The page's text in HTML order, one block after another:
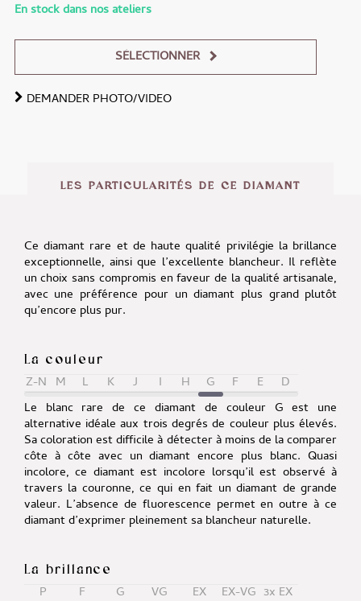
En stock dans nos ateliers
SÉLECTIONNER
Alternative:
DEMANDER PHOTO/VIDEO
LES PARTICULARITÉS DE CE DIAMANT
Ce diamant rare et de haute qualité privilégie la brillance
exceptionnelle, ainsi que l’excellente blancheur. Il reflète
un choix sans compromis en faveur de la qualité artisanale,
avec une préférence pour un diamant plus grand plutôt
qu’encore plus pur.
La couleur
Z-N M L K J I H G F E
D
Le blanc rare de ce diamant de couleur G est une
alternative idéale aux trois degrés de couleur plus élevés.
Sa coloration est difficile à détecter à moins de la comparer
côte à côte avec un diamant encore plus blanc. Quasi
incolore, ce diamant est incolore lorsqu’il est observé à
travers la couronne, ce qui en fait un diamant de grande
valeur. L’absence de fluorescence permet en outre à ce
diamant d’exprimer pleinement sa blancheur naturelle.
La brillance
P F G VG EX EX-VG 3x EX